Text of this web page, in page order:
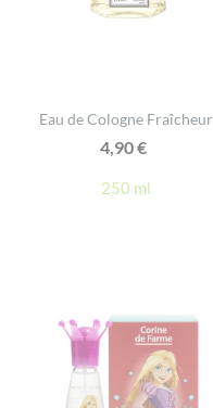
Eau de Cologne Fraîcheur
4,90€
250 ml